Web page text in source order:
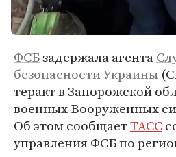
ФСБзадержала агента
безопасности Украины
теракт в Запорожской
военных Вооруженных
Об этом сообщаетТАСС
управления ФСБ по